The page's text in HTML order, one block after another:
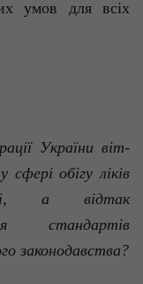
умов для всіх
України віт­
обігу ліків
а відтак
стандартів
законодавства?